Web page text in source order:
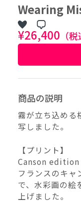
アーティストタグ
価格（指定）
サイズ（mm）
幅
Wearing
¥26,400 （税
商品の説明
霧が立ち込める
写しました。
【プリント】
Canson
フランスのキャ
で、水彩画の絵
上げました。